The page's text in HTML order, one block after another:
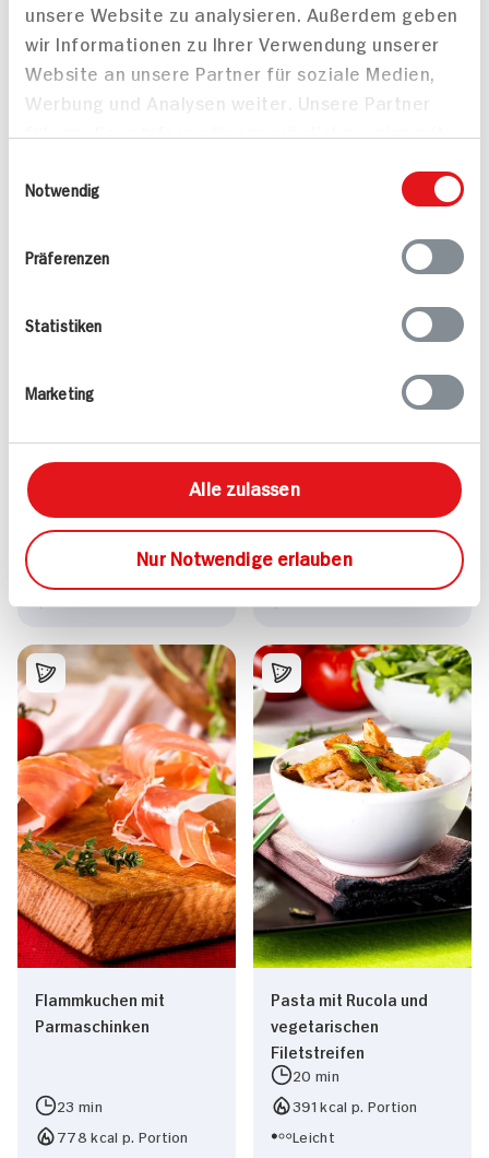
unsere Website zu analysieren. Außerdem geben
wir Informationen zu Ihrer Verwendung unserer
Website an unsere Partner für soziale Medien,
Werbung und Analysen weiter. Unsere Partner
bereitgestellt haben oder die sie im Rahmen
Notwendig
Präferenzen
Statistiken
Marketing
Alle zulassen
Nur Notwendige erlauben
Bete-Rucola-Salat
893 kcal p. Portion
lecker
603 kcal p. Portion
Leicht
Flammkuchen mit
Parmaschinken
23 min
778 kcal p. Portion
Pasta mit Rucola und
vegetarischen
Filetstreifen
20 min
391 kcal p. Portion
Leicht